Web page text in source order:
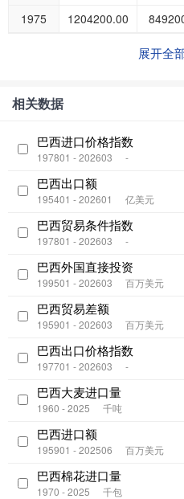
1975
1204200.00
展开全
相关数据
巴西进口价格指数
197801 - 202603 -
巴西出口额
195401 - 202601 亿美元
巴西贸易条件指数
197801 - 202603 -
巴西外国直接投资
199501 - 202603 百万美元
巴西贸易差额
195901 - 202603 百万美元
巴西出口价格指数
197701 - 202603 -
巴西大麦进口量
1960 - 2025 千吨
巴西进口额
195901 - 202506 百万美元
巴西棉花进口量
1970 - 2025 千包